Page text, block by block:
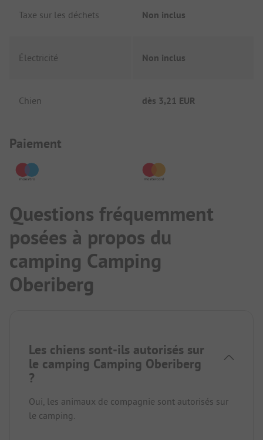
Taxe sur les déchets Non inclus
Électricité Non inclus
Chien dès 3,21 EUR
Informations de paiement
Paiement
Questions fréquemment
posées à propos du
camping Camping
Oberiberg
Les chiens sont-ils autorisés sur
le camping Camping Oberiberg
?
Oui, les animaux de compagnie sont autorisés sur
le camping.